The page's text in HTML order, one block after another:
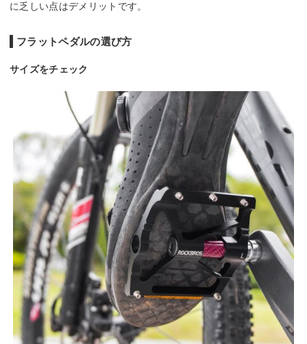
に乏しい点はデメリットです。
フラットペダルの選び方
サイズをチェック